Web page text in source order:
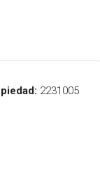
2231005